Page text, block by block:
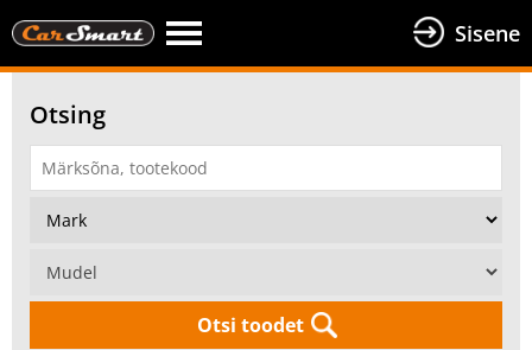
Sisene
Otsing
Otsi toodet